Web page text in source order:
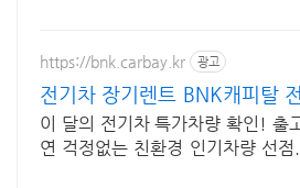
https://bnk.carbay.kr 광고
전기차 장기렌트 BNK캐피탈
차 인기모델 타임특가
이 달의 전기차 특가차량 확인! 출
연 걱정없는 친환경 인기차량 선점